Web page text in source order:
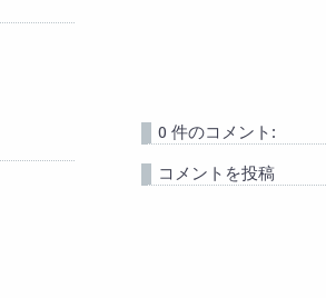
0 件のコメント:
コメントを投稿